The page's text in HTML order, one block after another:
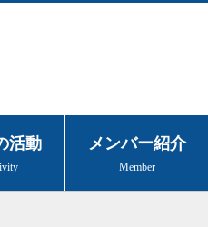
活動 メンバー紹介
Member